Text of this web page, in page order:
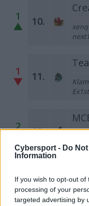
Cybersport - Do
Information
If you wish to opt-out
processing of your
targeted advertising by
1
▲
10.
1
▼
11.
2
12.
–
1
▼
13.
–